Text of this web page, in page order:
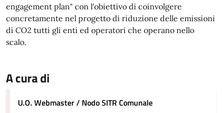
engagement plan" con l'obiettivo di coinvolgere
concretamente nel progetto di riduzione delle emissioni
di CO2 tutti gli enti ed operatori che operano nello
scalo.
A cura di
U.O. Webmaster / Nodo SITR Comunale